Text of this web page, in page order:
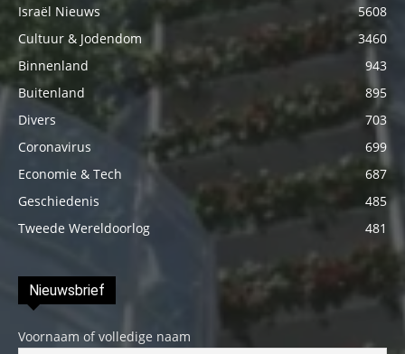
Israël Nieuws
5608
Cultuur & Jodendom
3460
Binnenland
943
Buitenland
895
Divers
703
Coronavirus
699
Economie & Tech
687
Geschiedenis
485
Tweede Wereldoorlog
481
Nieuwsbrief
Voornaam of volledige naam